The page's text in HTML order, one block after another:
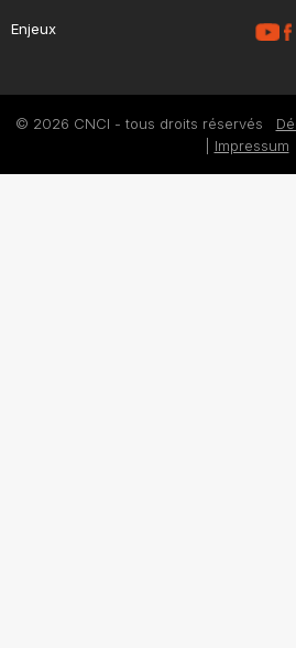
Enjeux
© 2026 CNCI - tous droits réservés
Impressum